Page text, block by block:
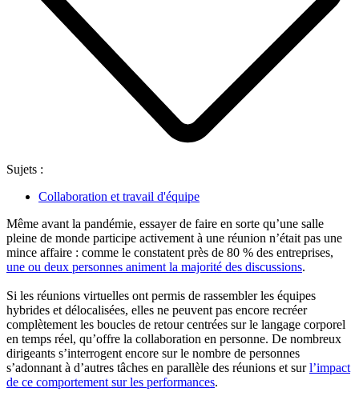
Sujets :
Collaboration et travail d'équipe
Même avant la pandémie, essayer de faire en sorte qu’une salle
pleine de monde participe activement à une réunion n’était pas une
mince affaire : comme le constatent près de 80 % des entreprises,
une ou deux personnes animent la majorité des discussions.
Si les réunions virtuelles ont permis de rassembler les équipes
hybrides et délocalisées, elles ne peuvent pas encore recréer
complètement les boucles de retour centrées sur le langage corporel
en temps réel, qu’offre la collaboration en personne. De nombreux
dirigeants s’interrogent encore sur le nombre de personnes
s’adonnant à d’autres tâches en parallèle des réunions et surl’impact
de ce comportement sur les performances.